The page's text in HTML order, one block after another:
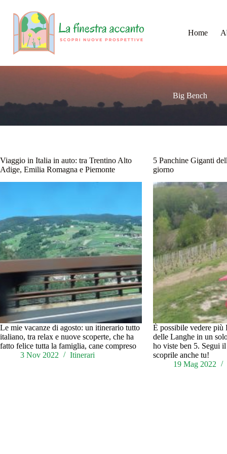
contenuto
Home
Big Bench
Viaggio in Italia in auto: tra Trentino Alto
Adige, Emilia Romagna e Piemonte
Le mie vacanze di agosto: un itinerario tutto
italiano, tra relax e nuove scoperte, che ha
fatto felice tutta la famiglia, cane compreso
3 Nov 2022
Itinerari
5 Panchine Giganti
giorno
È possibile vedere più
delle Langhe in un
ho viste ben 5. Segui
scoprile anche tu!
19 Mag 2022